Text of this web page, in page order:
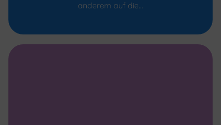
anderem auf die…